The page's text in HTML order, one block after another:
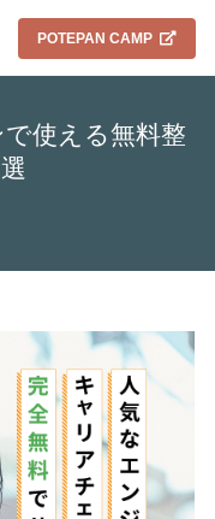
POTEPAN CAMP
使える無料整